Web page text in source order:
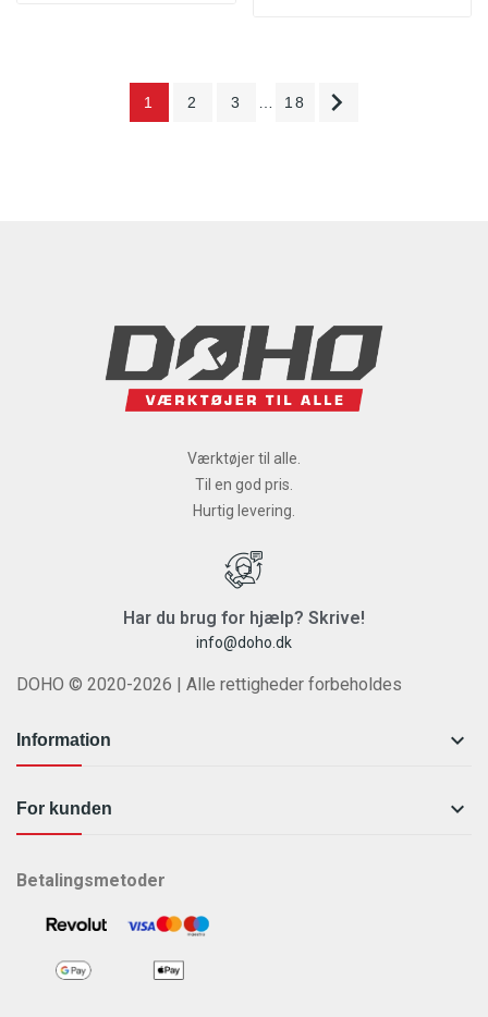
1 2 3 18 
Værktøjer til alle.
Til en god pris.
Hurtig levering.
Har du brug for hjælp? Skrive!
info@doho.dk
DOHO © 2020-2026 | Alle rettigheder forbeholdes
Information 
For kunden 
Betalingsmetoder